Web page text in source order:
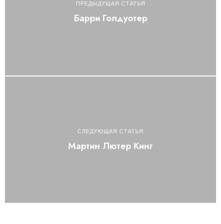
ПРЕДЫДУЩАЯ СТАТЬЯ
Барри Голдуотер
СЛЕДУЮЩАЯ СТАТЬЯ
Мартин Лютер Кинг